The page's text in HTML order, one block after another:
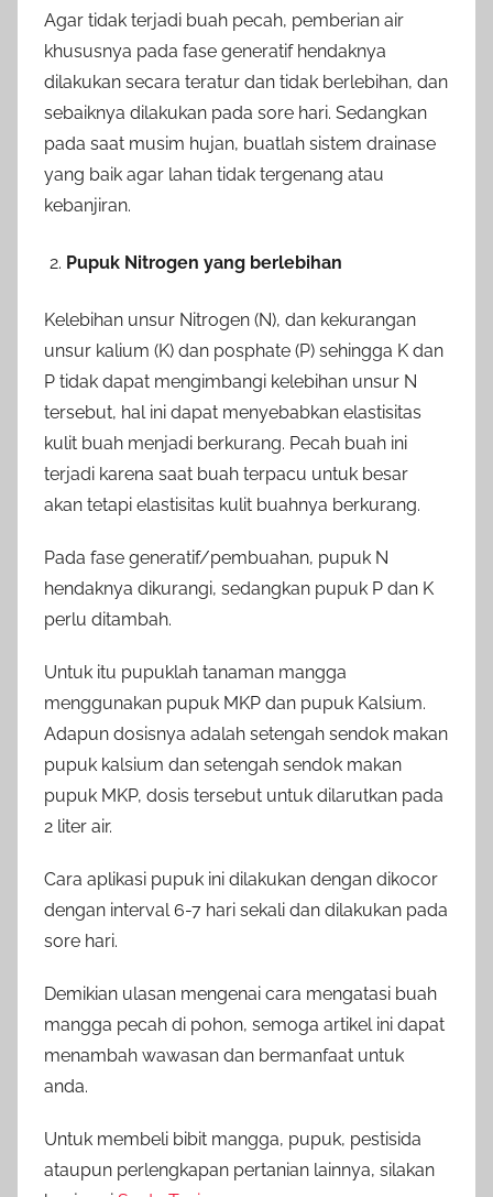
Agar tidak terjadi buah pecah, pemberian air
khususnya pada fase generatif hendaknya
dilakukan secara teratur dan tidak berlebihan, dan
sebaiknya dilakukan pada sore hari. Sedangkan
pada saat musim hujan, buatlah sistem drainase
yang baik agar lahan tidak tergenang atau
kebanjiran.
Pupuk Nitrogen yang berlebihan
Kelebihan unsur Nitrogen (N), dan kekurangan
unsur kalium (K) dan posphate (P) sehingga K dan
P tidak dapat mengimbangi kelebihan unsur N
tersebut, hal ini dapat menyebabkan elastisitas
kulit buah menjadi berkurang. Pecah buah ini
terjadi karena saat buah terpacu untuk besar
akan tetapi elastisitas kulit buahnya berkurang.
Pada fase generatif/pembuahan, pupuk N
hendaknya dikurangi, sedangkan pupuk P dan K
perlu ditambah.
Untuk itu pupuklah tanaman mangga
menggunakan pupuk MKP dan pupuk Kalsium.
Adapun dosisnya adalah setengah sendok makan
pupuk kalsium dan setengah sendok makan
pupuk MKP, dosis tersebut untuk dilarutkan pada
2 liter air.
Cara aplikasi pupuk ini dilakukan dengan dikocor
dengan interval 6-7 hari sekali dan dilakukan pada
sore hari.
Demikian ulasan mengenai cara mengatasi buah
mangga pecah di pohon, semoga artikel ini dapat
menambah wawasan dan bermanfaat untuk
anda.
Untuk membeli bibit mangga, pupuk, pestisida
ataupun perlengkapan pertanian lainnya, silakan